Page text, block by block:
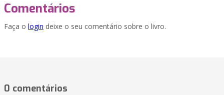
Comentários
Faça o login deixe o seu comentário sobre o livro.
0 comentários